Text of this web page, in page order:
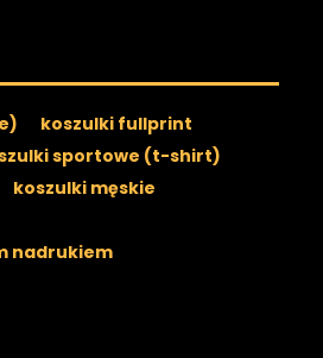
koszulki fullprint
sportowe (t-shirt)
koszulki męskie
nadrukiem